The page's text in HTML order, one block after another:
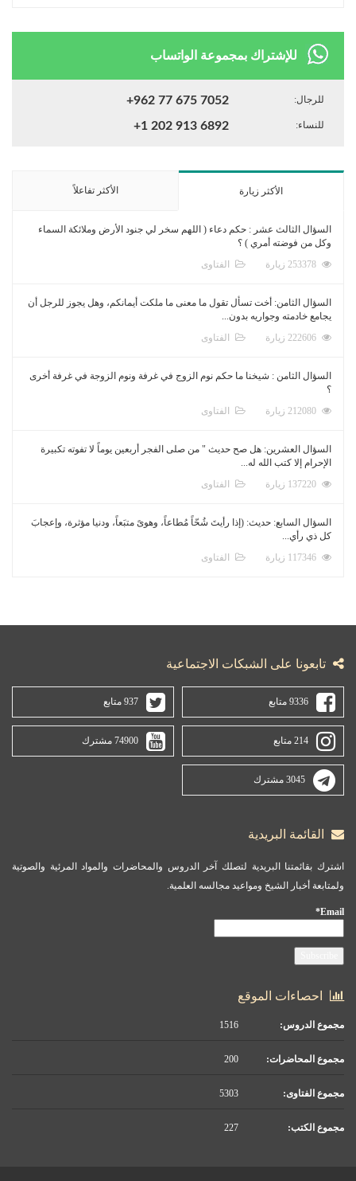
للإشتراك بمجموعة الواتساب
للرجال: +962 77 675 7052
للنساء: +1 202 913 6892
الأكثر زيارة الأكثر تفاعلاً
السؤال الثالث عشر : حكم دعاء ( اللهم سخر لي جنود الأرض وملائكة السماء
وكل من فوضته أمري ) ؟
الفتاوى
السؤال الثامن: أخت تسأل تقول ما معنى ما ملكت أيمانكم، وهل يجوز للرجل أن
يجامع خادمته وجواريه بدون...
الفتاوى
السؤال الثامن : شيخنا ما حكم نوم الزوج في غرفة ونوم الزوجة في غرفة أخرى
؟
الفتاوى
السؤال العشرين: هل صح حديث " من صلى الفجر أربعين يوماً لا تفوته تكبيرة
الإحرام إلا كتب الله له...
الفتاوى
السؤال السابع: حديث: (إذا رأيتَ شُحّاً مُطاعاً، وهوىً متبَعاً، ودنيا مؤثرة، وإعجابَ
كل ذي رأي...
الفتاوى
تابعونا على الشبكات الاجتماعية
9336 متابع 937 متابع
214 متابع 74900 مشترك
3045 مشترك
القائمة البريدية
اشترك بقائمتنا البريدية لتصلك آخر الدروس والمحاضرات والمواد المرئية والصوتية
ولمتابعة أخبار الشيخ ومواعيد مجالسه العلمية.
Email*
احصاءات الموقع
مجموع الدروس:
مجموع المحاضرات:
مجموع الفتاوى:
مجموع الكتب: